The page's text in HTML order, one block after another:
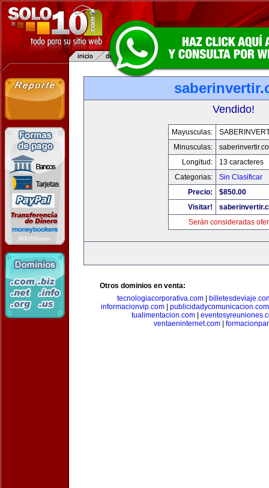
Vendido!
Mayusculas:
Minusculas:
Longitud:
13 caracteres
Categorias:
Sin Clasificar
Precio:
$850.00
Visitar!
Serán consideradas
Otros dominios en venta:
tecnologiacorporativa.com|
informacionvip.com| publicidadycomunicacion.com
tualimentacion.com
ventaeninternet.com|